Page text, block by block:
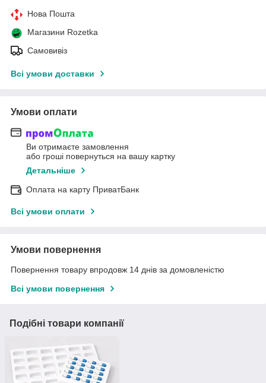
Нова Пошта
Магазини Rozetka
Самовивіз
Всі умови доставки
Умови оплати
Ви отримаєте замовлення
або гроші повернуться на вашу картку
Детальніше
Оплата на карту ПриватБанк
Всі умови оплати
Умови повернення
Повернення товару впродовж 14 днів за домовленістю
Всі умови повернення
Подібні товари компанії